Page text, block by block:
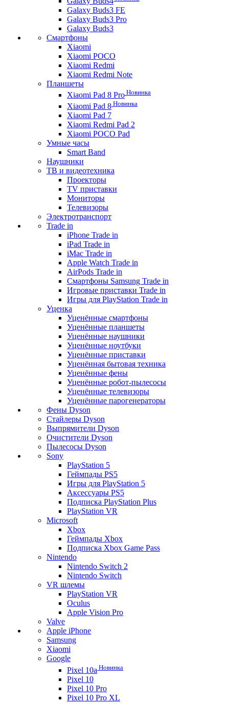
Galaxy Buds3 FE
Galaxy Buds3 Pro
Galaxy Buds3
Смартфоны
Xiaomi
Xiaomi POCO
Xiaomi Redmi
Xiaomi Redmi Note
Планшеты
Xiaomi Pad 8 Pro Новинка
Xiaomi Pad 8 Новинка
Xiaomi Pad 7
Xiaomi Redmi Pad 2
Xiaomi POCO Pad
Умные часы
Smart Band
Наушники
ТВ и видеотехника
Проекторы
TV приставки
Мониторы
Телевизоры
Электротранспорт
Trade in
iPhone Trade in
iPad Trade in
iMac Trade in
Apple Watch Trade in
AirPods Trade in
Смартфоны Samsung Trade in
Игровые приставки Trade in
Игры для PlayStation Trade in
Уценка
Уценённые смартфоны
Уценённые планшеты
Уценённые наушники
Уценённые ноутбуки
Уценённые приставки
Уценённая бытовая техника
Уценённые фены
Уценённые робот-пылесосы
Уценённые телевизоры
Уценённые парогенераторы
Фены Dyson
Стайлеры Dyson
Выпрямители Dyson
Очистители Dyson
Пылесосы Dyson
Sony
PlayStation 5
Геймпады PS5
Игры для PlayStation 5
Аксессуары PS5
Подписка PlayStation Plus
PlayStation VR
Microsoft
Xbox
Геймпады Xbox
Подписка Xbox Game Pass
Nintendo
Nintendo Switch 2
Nintendo Switch
VR шлемы
PlayStation VR
Oculus
Apple Vision Pro
Valve
Apple iPhone
Samsung
Xiaomi
Google
Pixel 10a Новинка
Pixel 10
Pixel 10 Pro
Pixel 10 Pro XL